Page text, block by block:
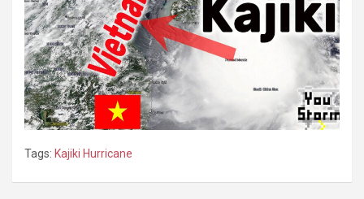
Tags: Kajiki Hurricane